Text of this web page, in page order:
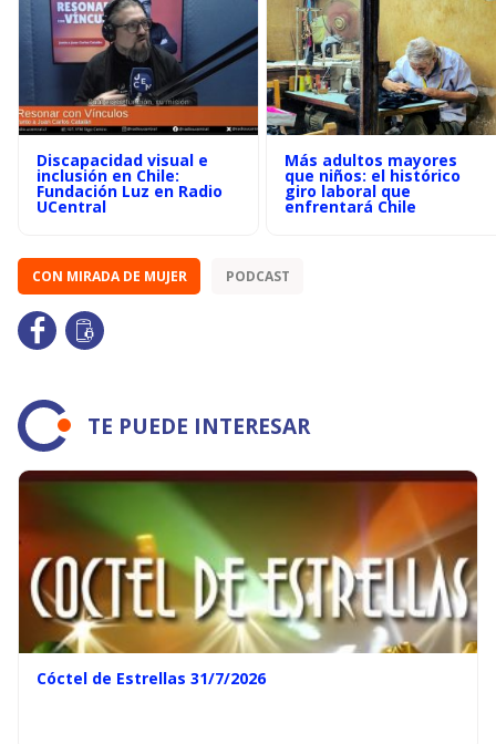
Discapacidad visual e
inclusión en Chile:
Fundación Luz en Radio
UCentral
Más adultos mayores
que niños: el histórico
giro laboral que
enfrentará Chile
CON MIRADA DE MUJER PODCAST
TE PUEDE INTERESAR
Cóctel de Estrellas 31/7/2026